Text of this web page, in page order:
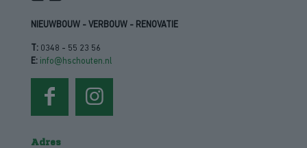
NIEUWBOUW - VERBOUW - RENOVATIE
T: 0348 - 55 23 56
E: info@hschouten.nl
Adres